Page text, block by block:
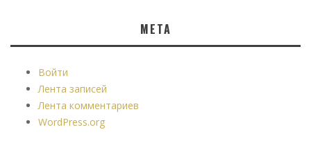
МЕТА
Войти
Лента записей
Лента комментариев
WordPress.org